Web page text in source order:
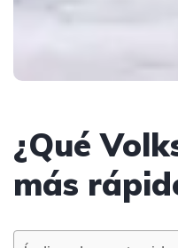
¿Qué
más